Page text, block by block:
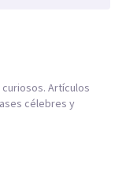
Artículos
célebres y